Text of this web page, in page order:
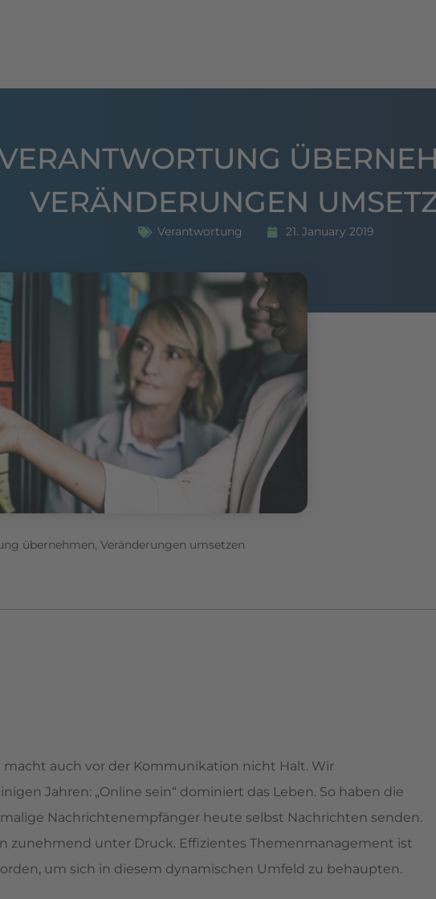
VERÄNDERUNGEN
Verantwortung 21. January 2019
übernehmen, Veränderungen umsetzen
auch vor der Kommunikation nicht Halt. Wir
Jahren: „Online sein“ dominiert das Leben. So haben die
Nachrichtenempfänger heute selbst Nachrichten senden.
unter Druck. Effizientes Themenmanagement ist
um sich in diesem dynamischen Umfeld zu behaupten.